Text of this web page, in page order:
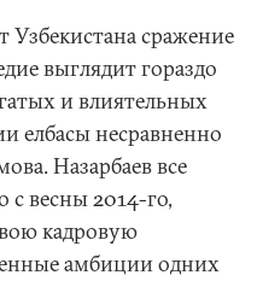
Узбекистана сражение
выглядит гораздо
и влиятельных
елбасы несравненно
Назарбаев все
с весны 2014-го,
кадровую
амбиции одних